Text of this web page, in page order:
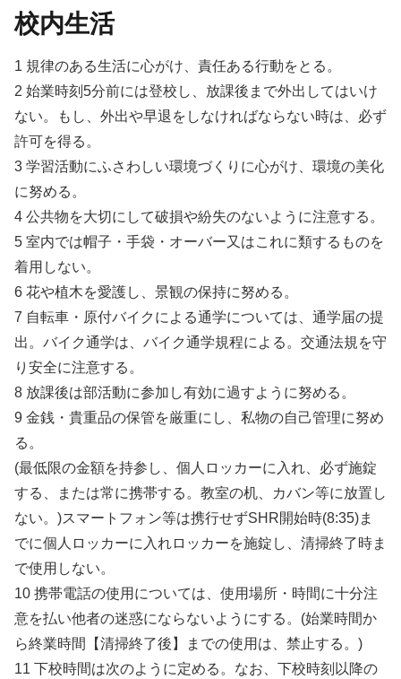
校内生活
1 規律のある生活に心がけ、責任ある行動をとる。
2 始業時刻5分前には登校し、放課後まで外出してはいけ
ない。もし、外出や早退をしなければならない時は、必ず
許可を得る。
3 学習活動にふさわしい環境づくりに心がけ、環境の美化
に努める。
4 公共物を大切にして破損や紛失のないように注意する。
5 室内では帽子・手袋・オーバー又はこれに類するものを
着用しない。
6 花や植木を愛護し、景観の保持に努める。
7 自転車・原付バイクによる通学については、通学届の提
出。バイク通学は、バイク通学規程による。交通法規を守
り安全に注意する。
8 放課後は部活動に参加し有効に過すように努める。
9 金銭・貴重品の保管を厳重にし、私物の自己管理に努め
る。
(最低限の金額を持参し、個人ロッカーに入れ、必ず施錠
する、または常に携帯する。教室の机、カバン等に放置し
ない。)スマートフォン等は携行せずSHR開始時(8:35)ま
でに個人ロッカーに入れロッカーを施錠し、清掃終了時ま
で使用しない。
10 携帯電話の使用については、使用場所・時間に十分注
意を払い他者の迷惑にならないようにする。(始業時間か
ら終業時間【清掃終了後】までの使用は、禁止する。)
11 下校時間は次のように定める。なお、下校時刻以降の